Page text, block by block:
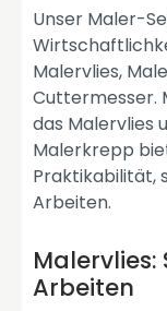
Unser Maler-
Malervlies,
Cuttermesser.
das Malervlies
Malerkrepp
Praktikabilität,
Arbeiten.
Malervlies:
Arbeiten